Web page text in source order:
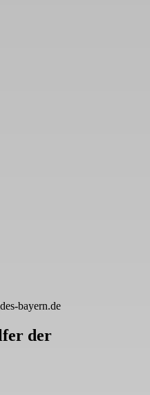
bayern.de
der